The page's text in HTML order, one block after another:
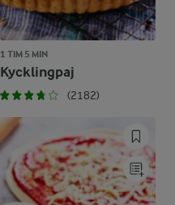
1 TIM 5 MIN
Kycklingpaj
(2182)